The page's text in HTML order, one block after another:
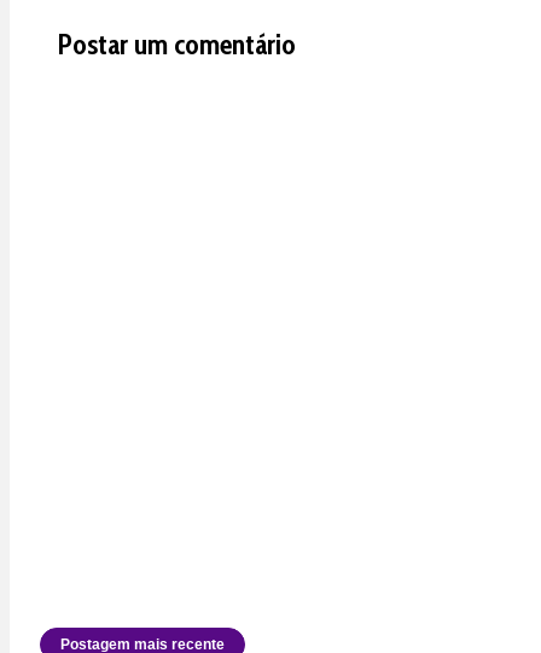
Postar um comentário
Postagem mais recente